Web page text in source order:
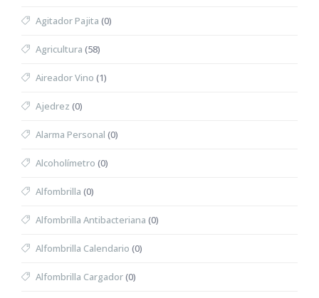
Agitador Pajita (0)
Agricultura (58)
Aireador Vino (1)
Ajedrez (0)
Alarma Personal (0)
Alcoholímetro (0)
Alfombrilla (0)
Alfombrilla Antibacteriana (0)
Alfombrilla Calendario (0)
Alfombrilla Cargador(0)